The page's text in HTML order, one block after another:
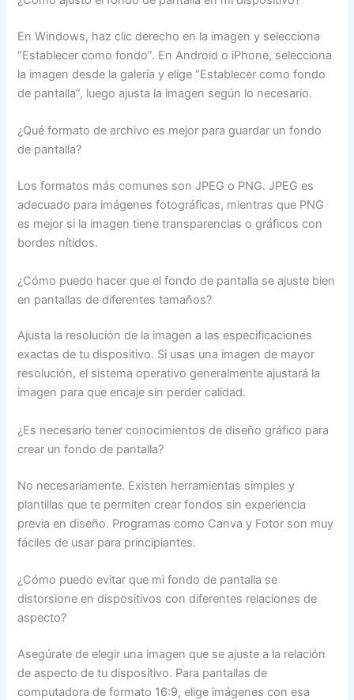
En Windows, haz clic derecho en la imagen y selecciona
“Establecer como fondo”. En Android o iPhone, selecciona
la imagen desde la galería y elige “Establecer como fondo
de pantalla”, luego ajusta la imagen según lo necesario.
¿Qué formato de archivo es mejor para guardar un fondo
de pantalla?
Los formatos más comunes son JPEG o PNG. JPEG es
adecuado para imágenes fotográficas, mientras que PNG
es mejor si la imagen tiene transparencias o gráficos con
bordes nítidos.
¿Cómo puedo hacer que el fondo de pantalla se ajuste bien
en pantallas de diferentes tamaños?
Ajusta la resolución de la imagen a las especificaciones
exactas de tu dispositivo. Si usas una imagen de mayor
resolución, el sistema operativo generalmente ajustará la
imagen para que encaje sin perder calidad.
¿Es necesario tener conocimientos de diseño gráfico para
crear un fondo de pantalla?
No necesariamente. Existen herramientas simples y
plantillas que te permiten crear fondos sin experiencia
previa en diseño. Programas como Canva y Fotor son muy
fáciles de usar para principiantes.
¿Cómo puedo evitar que mi fondo de pantalla se
distorsione en dispositivos con diferentes relaciones de
aspecto?
Asegúrate de elegir una imagen que se ajuste a la relación
de aspecto de tu dispositivo. Para pantallas de
computadora de formato 16:9, elige imágenes con esa